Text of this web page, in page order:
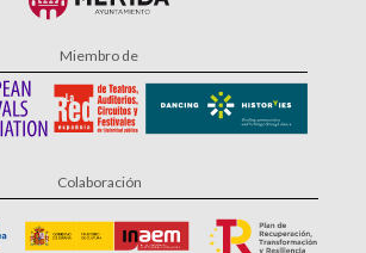
Miembro de
Colaboración